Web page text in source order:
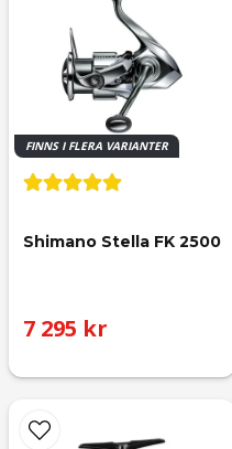
FINNS I FLERA VARIANTER
Shimano Stella FK 2500
7 295 kr